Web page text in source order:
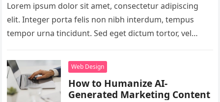
Lorem ipsum dolor sit amet, consectetur adipiscing
elit. Integer porta felis non nibh interdum, tempus
tempor urna tincidunt. Sed eget dictum tortor, vel
Web Design
How to Humanize AI-
Generated Marketing Content